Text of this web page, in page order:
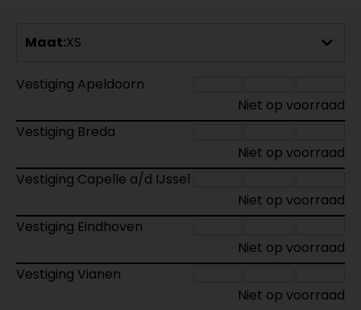
Maat:XS
Vestiging Apeldoorn
Niet op voorraad
Vestiging Breda
Niet op voorraad
Vestiging Capelle a/d IJssel
Niet op voorraad
Vestiging Eindhoven
Niet op voorraad
Vestiging Vianen
Niet op voorraad